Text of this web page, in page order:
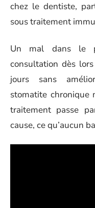
chez le dentiste,
sous traitement
Un mal dans le
consultation dès
jours sans
stomatite chronique
traitement passe
cause, ce qu’aucun